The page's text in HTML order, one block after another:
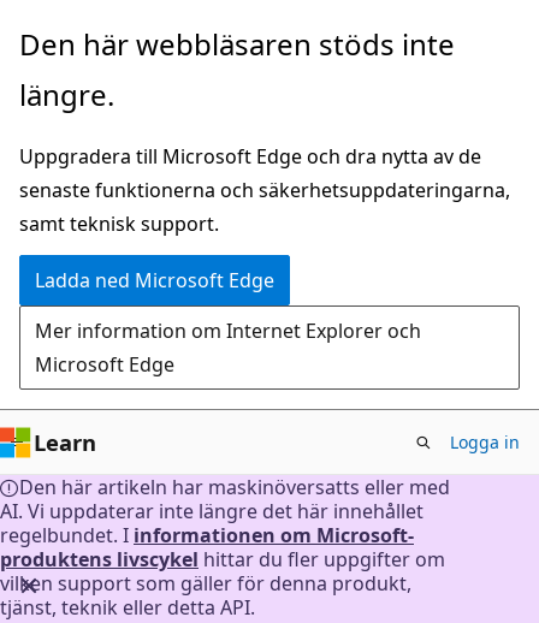
Hoppa
huvudinnehåll
Den här webbläsaren stöds inte
längre.
Uppgradera till Microsoft Edge och dra nytta av de
senaste funktionerna och säkerhetsuppdateringarna,
samt teknisk support.
Ladda ned Microsoft Edge
Mer information om Internet Explorer och
Microsoft Edge
Learn Logga in
Den här artikeln har maskinöversatts eller med
AI. Vi uppdaterar inte längre det här innehållet
regelbundet. I informationen om Microsoft-
produktens livscykel hittar du fler uppgifter om
vilken support som gäller för denna produkt,
tjänst, teknik eller detta API.